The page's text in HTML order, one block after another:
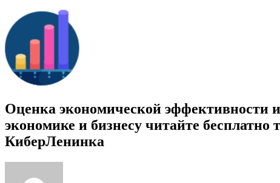
Оценка экономической эффективности
экономике и бизнесу читайте бесплатно
КиберЛенинка